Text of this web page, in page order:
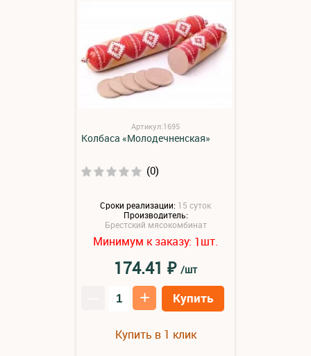
Артикул:1695
Колбаса «Молодечненская»
(0)
Сроки реализации: 15 суток
Производитель:
Брестский мясокомбинат
Минимум к заказу: 1шт.
174.41 ₽ /шт
+ Купить
Купить в 1 клик